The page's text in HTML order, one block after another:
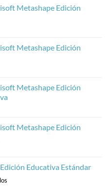
Metashape Edición
Metashape Edición
Metashape Edición
Metashape Edición
Educativa Estándar